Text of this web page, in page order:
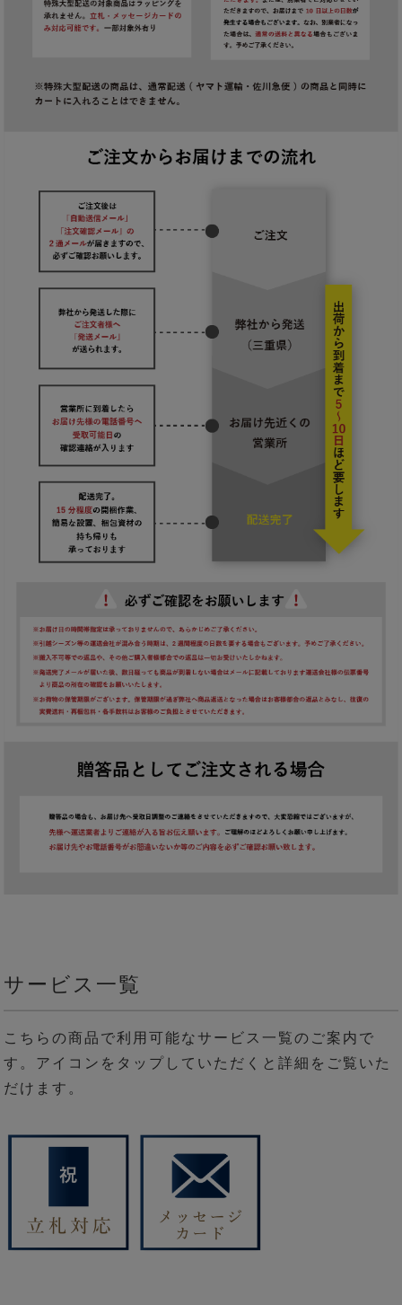
サービス一覧
こちらの商品で利用可能なサービス一覧のご案内で
す。アイコンをタップしていただくと詳細をご覧いた
だけます。